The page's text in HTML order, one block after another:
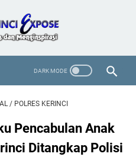
/ POLRES KERINCI
Pencabulan Anak
Ditangkap Polisi